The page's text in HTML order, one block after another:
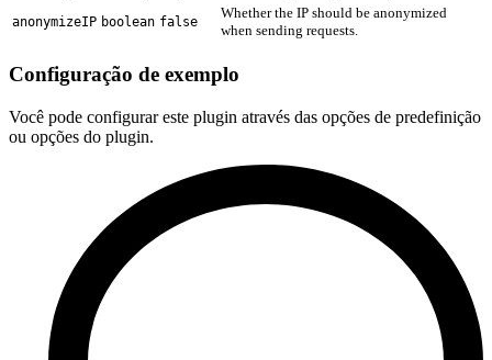
anonymizeIP boolean false
Whether the IP should be anonymized
when sending requests.
Configuração de exemplo
Você pode configurar este plugin através das opções de predefinição
ou opções do plugin.